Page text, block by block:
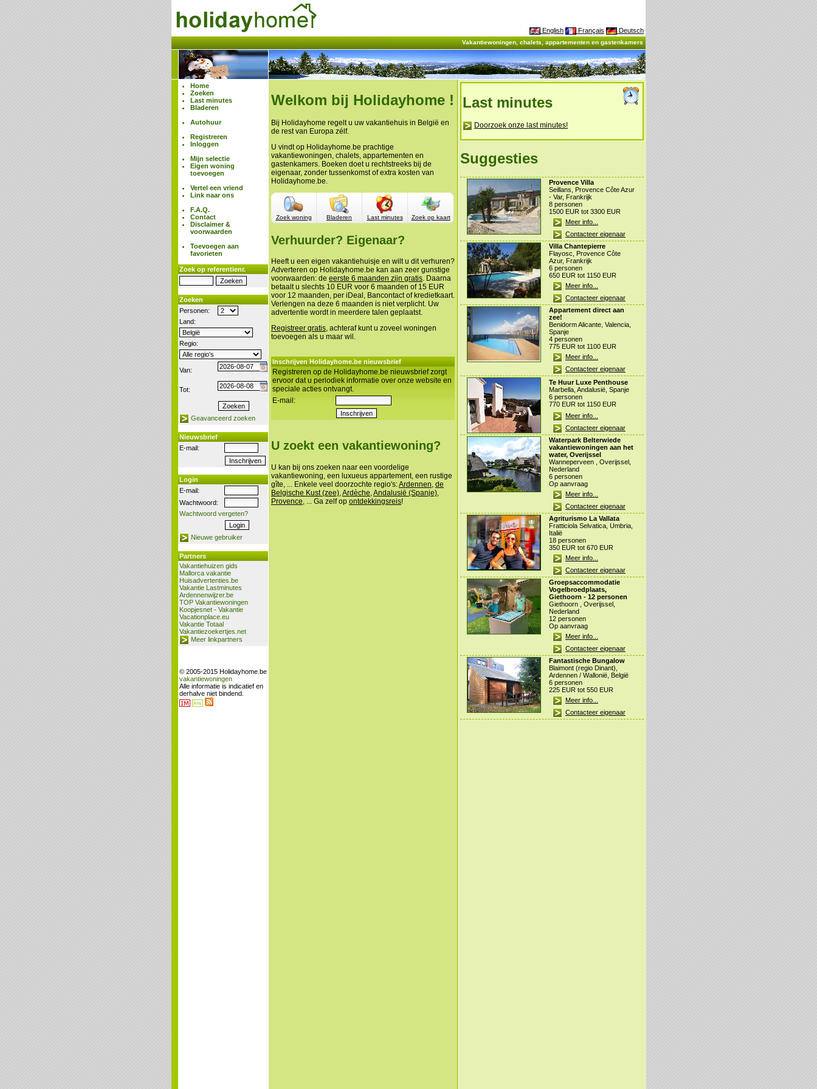
English Français Deutsch
Vakantiewoningen, chalets, appartementen en gastenkamers
Home
Zoeken
Last minutes
Bladeren
Autohuur
Registreren
Inloggen
Mijn selectie
Eigen woning
toevoegen
Vertel een vriend
Link naar ons
F.A.Q.
Contact
Disclaimer &
voorwaarden
Toevoegen aan
favorieten
Zoek op referentienr.
Zoeken
Personen:
Land:
Regio:
Van:
Tot:
Geavanceerd zoeken
Nieuwsbrief
E-mail:
Login
E-mail:
Wachtwoord:
Wachtwoord vergeten?
Nieuwe gebruiker
Partners
Vakantiehuizen gids
Mallorca vakantie
Huisadvertenties.be
Vakantie Lastminutes
Ardennenwijzer.be
TOP Vakantiewoningen
Koopjesnet - Vakantie
Vacationplace.eu
Vakantie Totaal
Vakantiezoekertjes.net
Meer linkpartners
© 2005-2015 Holidayhome.be
vakantiewoningen
Alle informatie is indicatief en
derhalve niet bindend.
Welkom bij Holidayhome !
Bij Holidayhome regelt u uw vakantiehuis in België en
de rest van Europa zélf.
U vindt op Holidayhome.be prachtige
vakantiewoningen, chalets, appartementen en
gastenkamers. Boeken doet u rechtstreeks bij de
eigenaar, zonder tussenkomst of extra kosten van
Holidayhome.be.
Zoek woning Bladeren Last minutes Zoek op kaart
Verhuurder? Eigenaar?
Heeft u een eigen vakantiehuisje en wilt u dit verhuren?
Adverteren op Holidayhome.be kan aan zeer gunstige
voorwaarden: de eerste 6 maanden zijn gratis. Daarna
betaalt u slechts 10 EUR voor 6 maanden of 15 EUR
voor 12 maanden, per iDeal, Bancontact of kredietkaart.
Verlengen na deze 6 maanden is niet verplicht. Uw
advertentie wordt in meerdere talen geplaatst.
Registreer gratis, achteraf kunt u zoveel woningen
toevoegen als u maar wil.
Inschrijven Holidayhome.be nieuwsbrief
Registreren op de Holidayhome.be nieuwsbrief zorgt
ervoor dat u periodiek informatie over onze website en
speciale acties ontvangt.
E-mail:
U zoekt een vakantiewoning?
U kan bij ons zoeken naar een voordelige
vakantiewoning, een luxueus appartement, een rustige
gîte, ... Enkele veel doorzochte regio's:Ardennen de
Belgische Kust (zee) Ardèche Andalusië (Spanje)
Provence , ... Ga zelf op ontdekkingsreis!
Last minutes
Doorzoek onze last minutes!
Suggesties
Provence Villa
Seillans, Provence Côte Azur
- Var, Frankrijk
8 personen
1500 EUR tot 3300 EUR
Meer info...
Contacteer eigenaar
Villa Chantepierre
Flayosc, Provence Côte
Azur, Frankrijk
6 personen
650 EUR tot 1150 EUR
Meer info...
Contacteer eigenaar
Appartement direct aan
zee!
Benidorm Alicante, Valencia,
Spanje
4 personen
775 EUR tot 1100 EUR
Meer info...
Contacteer eigenaar
Te Huur Luxe Penthouse
Marbella, Andalusië, Spanje
6 personen
770 EUR tot 1150 EUR
Meer info...
Contacteer eigenaar
Waterpark Belterwiede
vakantiewoningen aan het
water, Overijssel
Wanneperveen , Overijssel,
Nederland
6 personen
Op aanvraag
Meer info...
Contacteer eigenaar
Agriturismo La Vallata
Fratticiola Selvatica, Umbria,
Italië
18 personen
350 EUR tot 670 EUR
Meer info...
Contacteer eigenaar
Groepsaccommodatie
Vogelbroedplaats,
Giethoorn - 12 personen
Giethoorn , Overijssel,
Nederland
12 personen
Op aanvraag
Meer info...
Contacteer eigenaar
Fantastische Bungalow
Blaimont (regio Dinant),
Ardennen / Wallonië, België
6 personen
225 EUR tot 550 EUR
Meer info...
Contacteer eigenaar